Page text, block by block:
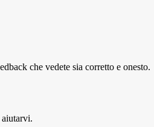
che vedete sia corretto e onesto.
aiutarvi.